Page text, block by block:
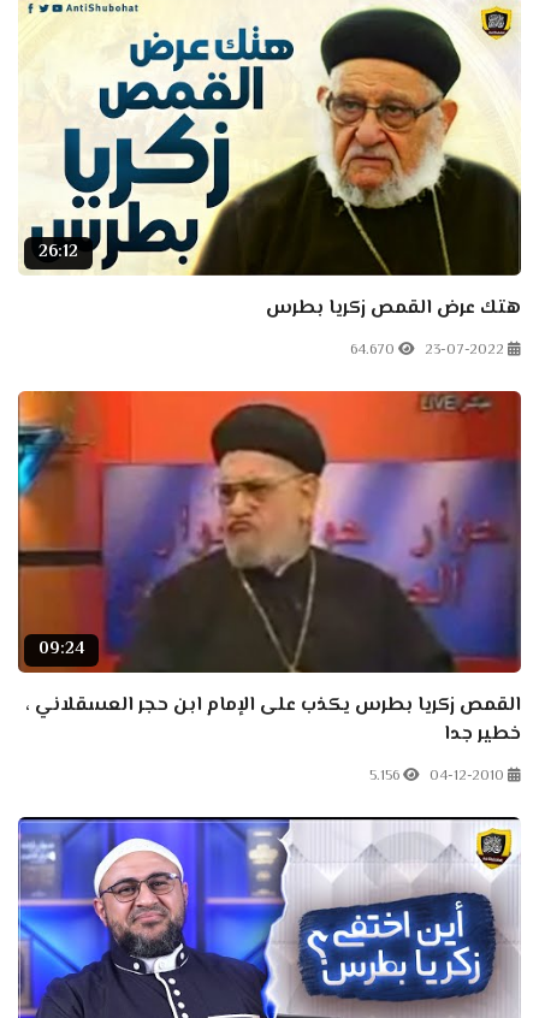
26:12
هتك عرض القمص زكريا بطرس
23-07-2022
64.670
09:24
القمص زكريا بطرس يكذب على الإمام ابن حجر العسقلاني ،
خطير جدا
04-12-2010
5.156